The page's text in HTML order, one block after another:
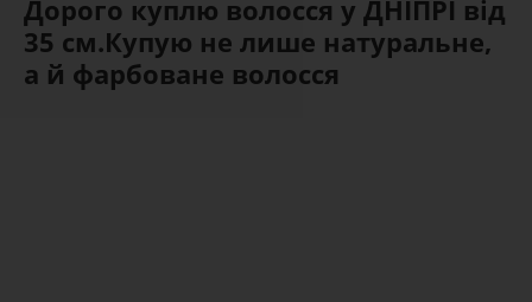
Дорого куплю волосся у ДНІПРІ від
35 см.Купую не лише натуральне,
а й фарбоване волосся